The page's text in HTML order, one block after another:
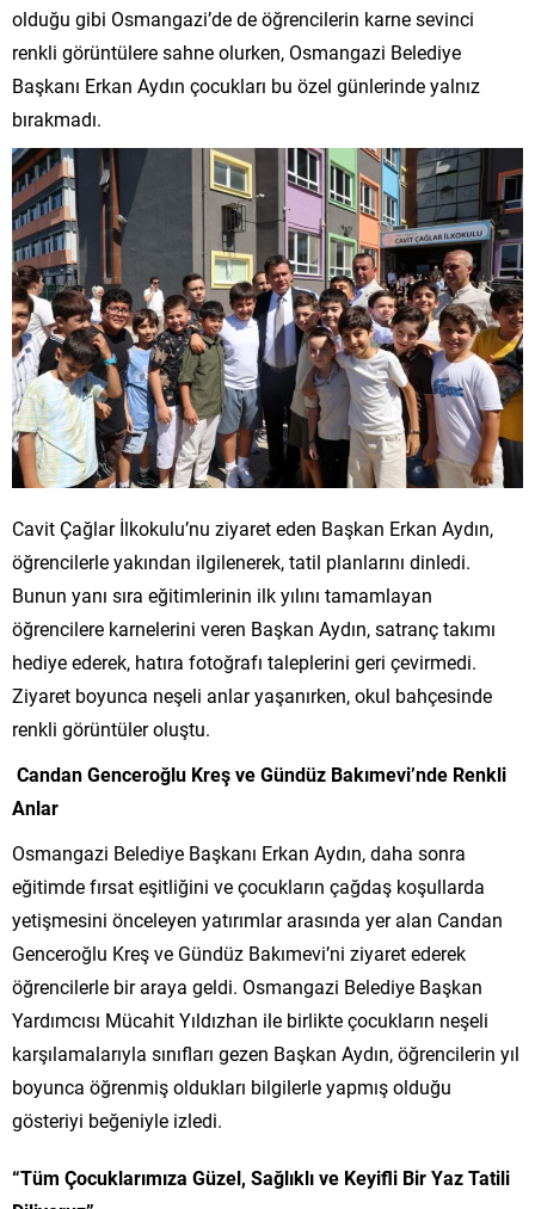
olduğu gibi Osmangazi’de de öğrencilerin karne sevinci
renkli görüntülere sahne olurken, Osmangazi Belediye
Başkanı Erkan Aydın çocukları bu özel günlerinde yalnız
bırakmadı.
Cavit Çağlar İlkokulu’nu ziyaret eden Başkan Erkan Aydın,
öğrencilerle yakından ilgilenerek, tatil planlarını dinledi.
Bunun yanı sıra eğitimlerinin ilk yılını tamamlayan
öğrencilere karnelerini veren Başkan Aydın, satranç takımı
hediye ederek, hatıra fotoğrafı taleplerini geri çevirmedi.
Ziyaret boyunca neşeli anlar yaşanırken, okul bahçesinde
renkli görüntüler oluştu.
Candan Genceroğlu Kreş ve Gündüz Bakımevi’nde Renkli
Anlar
Osmangazi Belediye Başkanı Erkan Aydın, daha sonra
eğitimde fırsat eşitliğini ve çocukların çağdaş koşullarda
yetişmesini önceleyen yatırımlar arasında yer alan Candan
Genceroğlu Kreş ve Gündüz Bakımevi’ni ziyaret ederek
öğrencilerle bir araya geldi. Osmangazi Belediye Başkan
Yardımcısı Mücahit Yıldızhan ile birlikte çocukların neşeli
karşılamalarıyla sınıfları gezen Başkan Aydın, öğrencilerin yıl
boyunca öğrenmiş oldukları bilgilerle yapmış olduğu
gösteriyi beğeniyle izledi.
“Tüm Çocuklarımıza Güzel, Sağlıklı ve Keyifli Bir Yaz Tatili